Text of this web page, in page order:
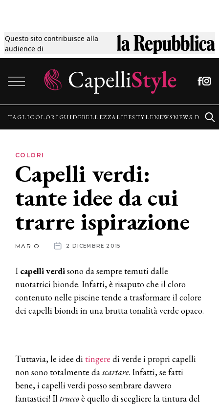
Questo sito contribuisce alla
audience di
Tagli
Colori
Guide
Lifestyle
News
News
aziende
TAGLICOLORI GUIDEBELLEZZALIFESTYLENEWSNEWS
COLORI
Capelli verdi:
tante idee da cui
trarre ispirazione
MARIO 2 DICEMBRE 2015
I capelli verdisono da sempre temuti dalle
nuotatrici bionde. Infatti, è risaputo che il cloro
contenuto nelle piscine tende a trasformare il colore
dei capelli biondi in una brutta tonalità verde opaco.
Tuttavia, le idee di tingere di verde i propri capelli
non sono totalmente dascartare. Infatti, se fatti
bene, i capelli verdi posso sembrare davvero
fantastici! Iltruccoè quello di scegliere la tintura del